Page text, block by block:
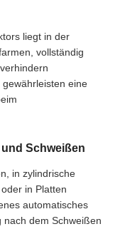
liegt in der
vollständig
eine
Schweißen
in zylindrische
in Platten
automatisches
dem Schweißen